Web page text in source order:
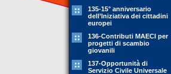
135-15° anniversario
dell’Iniziativa dei cittadini
europei
136-Contributi MAECI per
progetti di scambio
giovanili
137-Opportunità di
Servizio Civile Universale